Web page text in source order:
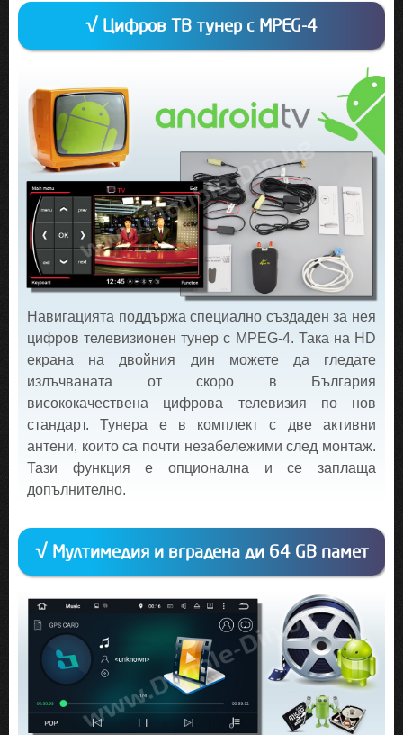
√ Цифров ТВ тунер с MPEG-4
Навигацията поддържа специално създаден за нея
цифров телевизионен тунер с MPEG-4. Така на HD
екрана на двойния дин можете да гледате
излъчваната от скоро в България
висококачествена цифрова телевизия по нов
стандарт. Тунера е в комплект с две активни
антени, които са почти незабележими след монтаж.
Тази функция е опционална и се заплаща
допълнително.
√ Мултимедия и вградена ди 64 GB памет